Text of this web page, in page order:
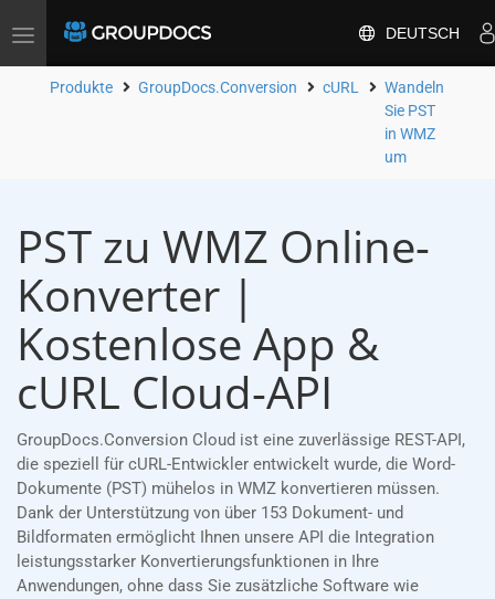
Toggle
DEUTSCH
Produkte GroupDocs.Conversion cURL
Wandeln
Sie PST
in WMZ
um
PST zu WMZ Online-
Konverter |
Kostenlose App &
cURL Cloud-API
GroupDocs.Conversion Cloud ist eine zuverlässige REST-API,
die speziell für cURL-Entwickler entwickelt wurde, die Word-
Dokumente (PST) mühelos in WMZ konvertieren müssen.
Dank der Unterstützung von über 153 Dokument- und
Bildformaten ermöglicht Ihnen unsere API die Integration
leistungsstarker Konvertierungsfunktionen in Ihre
Anwendungen, ohne dass Sie zusätzliche Software wie